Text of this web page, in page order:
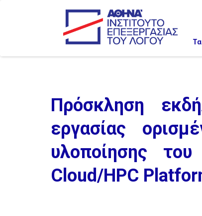
Πρόσκληση
εργασίας
υλοποίησης
Cloud/HPC